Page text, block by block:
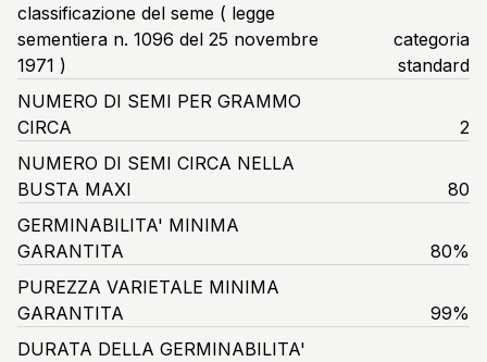
classificazione del seme ( legge
sementiera n. 1096 del 25 novembre
1971 )
categoria
standard
NUMERO DI SEMI PER GRAMMO
CIRCA
2
NUMERO DI SEMI CIRCA NELLA
BUSTA MAXI
80
GERMINABILITA' MINIMA
GARANTITA
80%
PUREZZA VARIETALE MINIMA
GARANTITA
99%
DURATA DELLA GERMINABILITA'